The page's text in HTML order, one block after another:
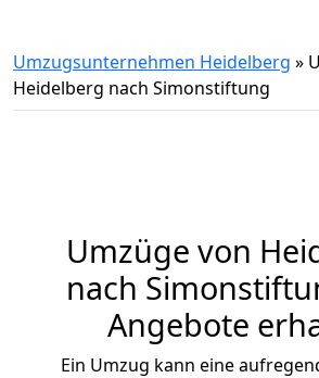
Umzugsunternehmen Heidelberg »
Heidelberg nach Simonstiftung
Umzüge von
nach
Angebote
Ein Umzug kann eine